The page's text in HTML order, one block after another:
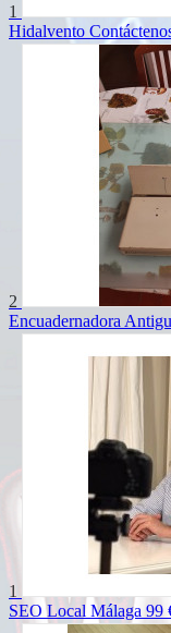
1
Hidalvento
2
Encuadernadora
1
SEO Local Málaga 99